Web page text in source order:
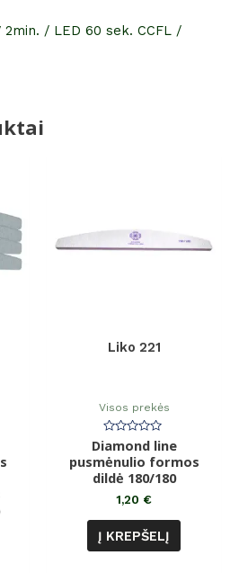
2min. / LED 60 sek. CCFL /
Liko 221
Visos prekės
Įvertinimas:
0
iš
5
Diamond line
pusmėnulio formos
dildė 180/180
1,20 €
Į KREPŠELĮ